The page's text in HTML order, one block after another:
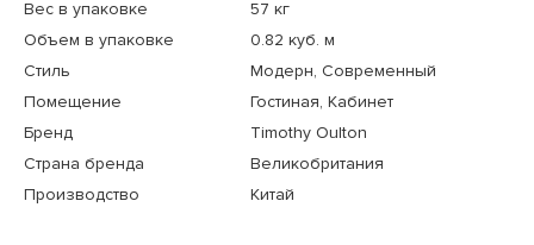
Вес в упаковке
57 кг
Объем в упаковке
0.82 куб. м
Стиль
Модерн, Современный
Помещение
Гостиная, Кабинет
Бренд
Timothy Oulton
Страна бренда
Великобритания
Производство
Китай